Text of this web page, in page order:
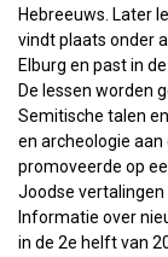
Hebreeuws. Later
vindt plaats onder
Elburg en past in
De lessen worden
Semitische talen
en archeologie
promoveerde op
Joodse vertalingen
Informatie over
in de 2e helft van